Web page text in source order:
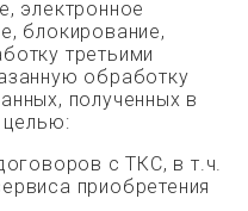
электронное
блокирование,
третьими
обработку
полученных в
целью:
с ТКС, в т.ч.
приобретения